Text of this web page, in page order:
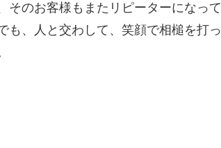
そのお客様もまたリピーターになって
も、人と交わして、笑顔で相槌を打っ